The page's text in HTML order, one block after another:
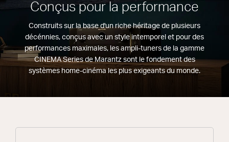
Conçus pour la performance
Construits sur la base d'un riche héritage de plusieurs
décénnies, conçus avec un style intemporel et pour des
performances maximales, les ampli-tuners de la gamme
CINEMA Series de Marantz sont le fondement des
systèmes home-cinéma les plus exigeants du monde.